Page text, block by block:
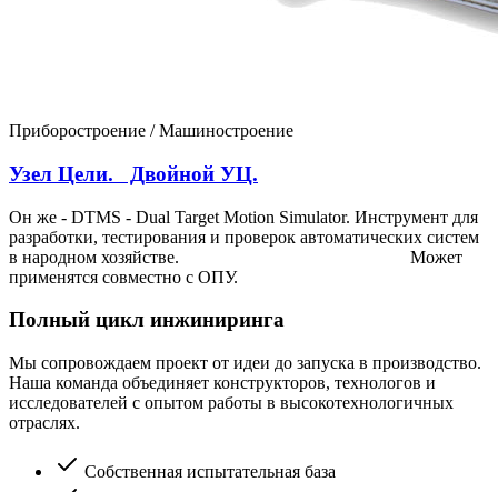
Приборостроение / Машиностроение
Узел Цели. Двойной УЦ.
Он же - DTMS - Dual Target Motion Simulator. Инструмент для
разработки, тестирования и проверок автоматических систем
в народном хозяйстве. Может
применятся совместно с ОПУ.
Полный цикл инжиниринга
Мы сопровождаем проект от идеи до запуска в производство.
Наша команда объединяет конструкторов, технологов и
исследователей с опытом работы в высокотехнологичных
отраслях.
Собственная испытательная база